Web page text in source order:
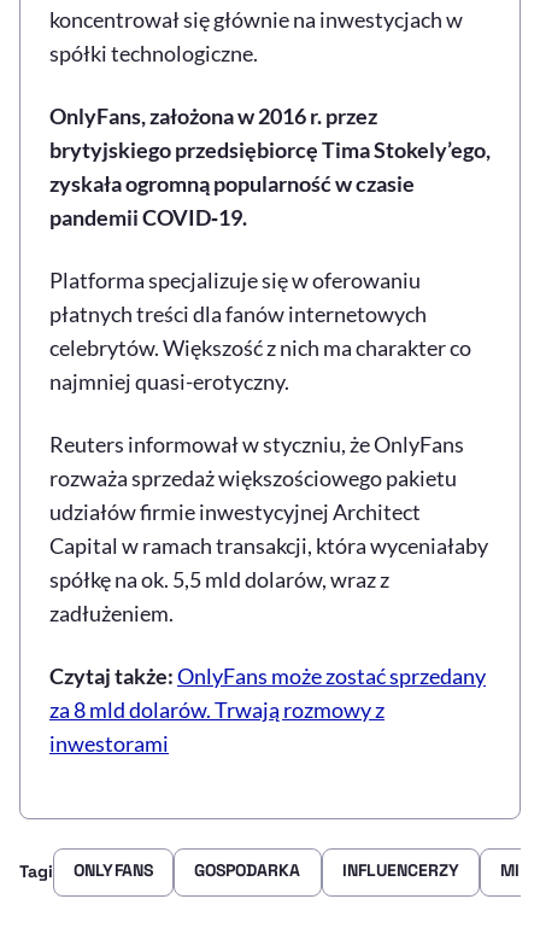
koncentrował się głównie na inwestycjach w
spółki technologiczne.
OnlyFans, założona w 2016 r. przez
brytyjskiego przedsiębiorcę Tima Stokely’ego,
zyskała ogromną popularność w czasie
pandemii COVID‑19.
Platforma specjalizuje się w oferowaniu
płatnych treści dla fanów internetowych
celebrytów. Większość z nich ma charakter co
najmniej quasi-erotyczny.
Reuters informował w styczniu, że OnlyFans
rozważa sprzedaż większościowego pakietu
udziałów firmie inwestycyjnej Architect
Capital w ramach transakcji, która wyceniałaby
spółkę na ok. 5,5 mld dolarów, wraz z
zadłużeniem.
Czytaj także:OnlyFans może zostać sprzedany
za 8 mld dolarów. Trwają rozmowy z
inwestorami
Tagi ONLYFANS GOSPODARKA INFLUENCERZY